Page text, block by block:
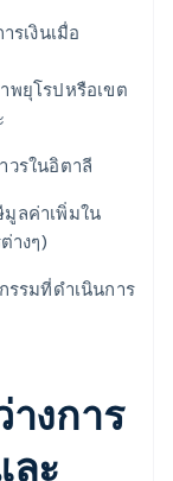
เงินเมื่อ
พยุโรปหรือเขต
วรในอิตาลี
ลค่าเพิ่มใน
างๆ)
รรมที่ดำเนินการ
งการ
ละ